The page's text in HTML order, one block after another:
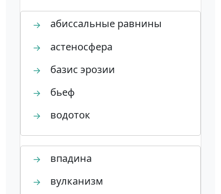
→ абиссальные равнины
→ астеносфера
→ базис эрозии
→ бьеф
→ водоток
→ впадина
→ вулканизм